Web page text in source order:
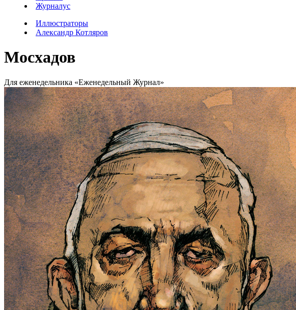
Журналус
Иллюстраторы
Александр Котляров
Мосхадов
Для еженедельника «Еженедельный Журнал»